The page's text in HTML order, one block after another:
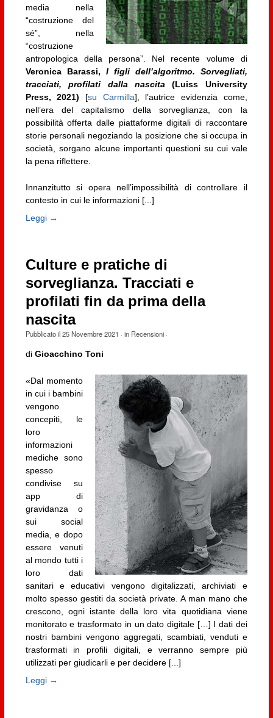
media nella
“costruzione del
sé”, nella
“costruzione
antropologica della persona”. Nel recente volume di
Veronica Barassi, I figli dell’algoritmo. Sorvegliati,
tracciati, profilati dalla nascita (Luiss University
Press, 2021) [su Carmilla], l’autrice evidenzia come,
nell’era del capitalismo della sorveglianza, con la
possibilità offerta dalle piattaforme digitali di raccontare
storie personali negoziando la posizione che si occupa in
società, sorgano alcune importanti questioni su cui vale
la pena riflettere.
Innanzitutto si opera nell’impossibilità di controllare il
contesto in cui le informazioni [...]
Leggi →
Culture e pratiche di
sorveglianza. Tracciati e
profilati fin da prima della
nascita
Pubblicato il25 Novembre 2021 · in Recensioni·
di Gioacchino Toni
«Dal momento
in cui i bambini
vengono
concepiti, le
loro
informazioni
mediche sono
spesso
condivise su
app di
gravidanza o
sui social
media, e dopo
essere venuti
al mondo tutti i
loro dati
sanitari e educativi vengono digitalizzati, archiviati e
molto spesso gestiti da società private. A man mano che
crescono, ogni istante della loro vita quotidiana viene
monitorato e trasformato in un dato digitale […] I dati dei
nostri bambini vengono aggregati, scambiati, venduti e
trasformati in profili digitali, e verranno sempre più
utilizzati per giudicarli e per decidere [...]
Leggi →